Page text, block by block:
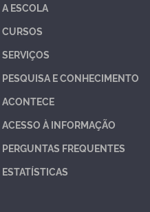
A ESCOLA
CURSOS
SERVIÇOS
PESQUISA E CONHECIMENTO
ACONTECE
ACESSO À INFORMAÇÃO
PERGUNTAS FREQUENTES
ESTATÍSTICAS